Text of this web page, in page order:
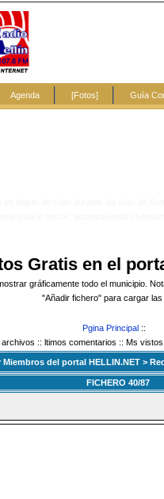
Agenda [Fotos] Guía
Gratis en el
gráficamente todo el municipio.
"Añadir fichero" para cargar
Pgina Principal ::
archivos :: ltimos comentarios :: Ms
del portal HELLIN.NET >
FICHERO 40/87